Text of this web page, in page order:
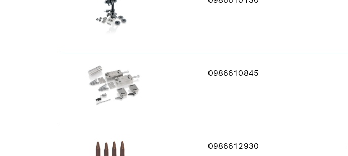
0986610845
0986612930